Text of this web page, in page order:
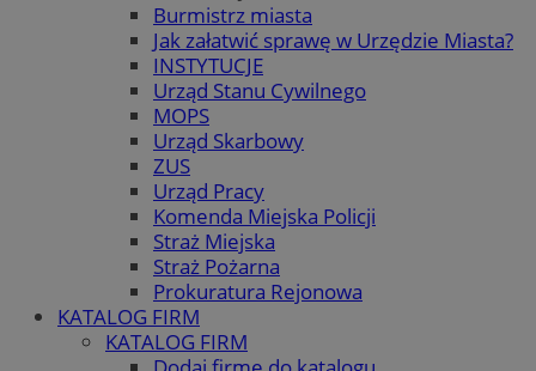
Burmistrz miasta
Jak załatwić sprawę w Urzędzie Miasta?
INSTYTUCJE
Urząd Stanu Cywilnego
MOPS
Urząd Skarbowy
ZUS
Urząd Pracy
Komenda Miejska Policji
Straż Miejska
Straż Pożarna
Prokuratura Rejonowa
KATALOG FIRM
KATALOG FIRM